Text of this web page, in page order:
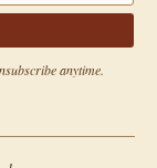
anytime.